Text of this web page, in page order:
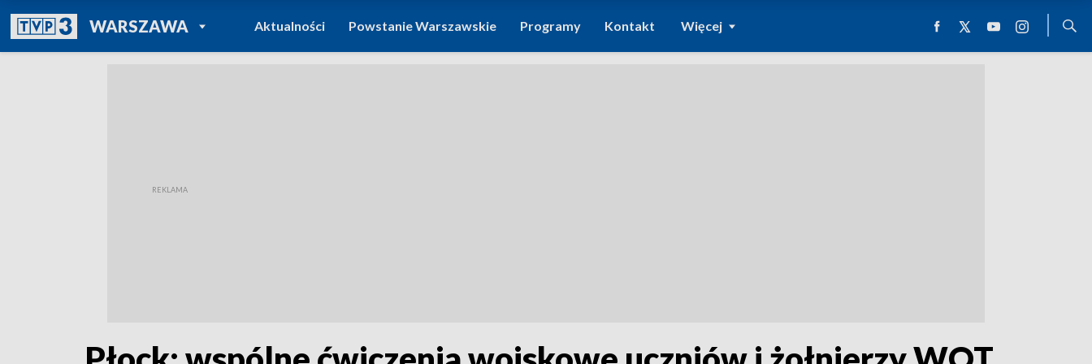
WARSZAWAPOWRÓT DO
TVP REGIONY
Aktualności Powstanie Warszawskie Programy Kontakt Więcej